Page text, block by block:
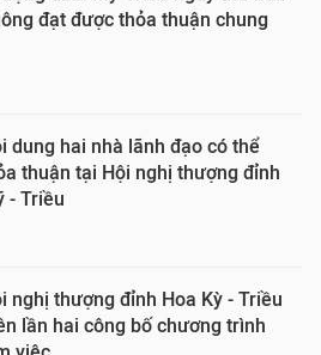
đạt được thỏa thuận chung
dung hai nhà lãnh đạo có thể
thuận tại Hội nghị thượng đỉnh
- Triều
nghị thượng đỉnh Hoa Kỳ - Triều
lần hai công bố chương trình